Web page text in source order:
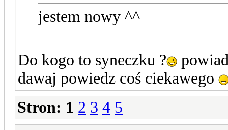
jestem nowy ^^
Do kogo to syneczku ?
dawaj powiedz coś ciekawego
Stron: 1 2 3 4 5